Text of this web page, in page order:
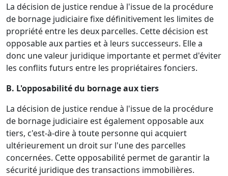
La décision de justice rendue à l'issue de la procédure
de bornage judiciaire fixe définitivement les limites de
propriété entre les deux parcelles. Cette décision est
opposable aux parties et à leurs successeurs. Elle a
donc une valeur juridique importante et permet d'éviter
les conflits futurs entre les propriétaires fonciers.
B. L'opposabilité du bornage aux tiers
La décision de justice rendue à l'issue de la procédure
de bornage judiciaire est également opposable aux
tiers, c'est-à-dire à toute personne qui acquiert
ultérieurement un droit sur l'une des parcelles
concernées. Cette opposabilité permet de garantir la
sécurité juridique des transactions immobilières.